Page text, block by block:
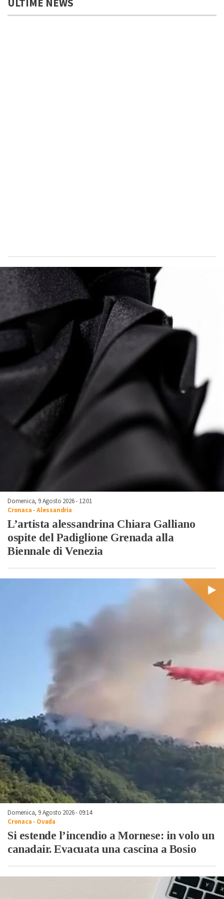
ULTIME NEWS
Domenica, 9 Agosto 2026 - 12:01
Cronaca-Alessandria
L’artista alessandrina Chiara Galliano
ospite del Padiglione Grenada alla
Biennale di Venezia
Domenica, 9 Agosto 2026 - 09:14
Cronaca- Ovada
Si estende l’incendio a Mornese: in volo un
canadair. Evacuata una cascina a Bosio